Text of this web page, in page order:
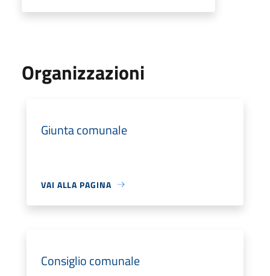
Organizzazioni
Giunta comunale
VAI ALLA PAGINA
Consiglio comunale